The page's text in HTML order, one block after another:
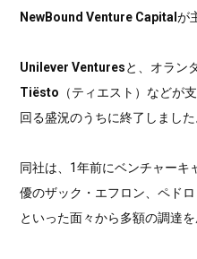
NewBound Venture Capitalが
Unilever Venturesと、オラン
Tiësto （ティエスト）などが
回る盛況のうちに終了しました
同社は、1年前にベンチャー
優のザック・エフロン、ペド
といった面々から多額の調達を